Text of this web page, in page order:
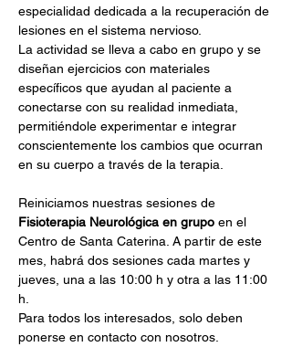
especialidad dedicada a la recuperación de
lesiones en el sistema nervioso.
La actividad se lleva a cabo en grupo y se
diseñan ejercicios con materiales
específicos que ayudan al paciente a
conectarse con su realidad inmediata,
permitiéndole experimentar e integrar
conscientemente los cambios que ocurran
en su cuerpo a través de la terapia.
Reiniciamos nuestras sesiones de
Fisioterapia Neurológica en grupo en el
Centro de Santa Caterina. A partir de este
mes, habrá dos sesiones cada martes y
jueves, una a las 10:00 h y otra a las 11:00
h.
Para todos los interesados, solo deben
ponerse en contacto con nosotros.